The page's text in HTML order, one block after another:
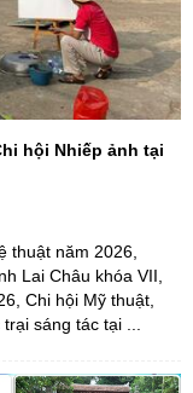
hội Nhiếp ảnh tại
thuật năm 2026,
Lai Châu khóa VII,
Chi hội Mỹ thuật,
sáng tác tại ...